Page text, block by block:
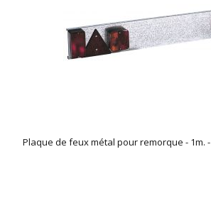
Plaque de feux métal pour remorque - 1m.